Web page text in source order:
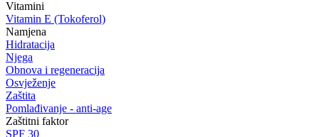
Vitamini
Vitamin E (Tokoferol)
Namjena
Hidratacija
Njega
Obnova i regeneracija
Osvježenje
Zaštita
Pomlađivanje - anti-age
Zaštitni faktor
SPF 30